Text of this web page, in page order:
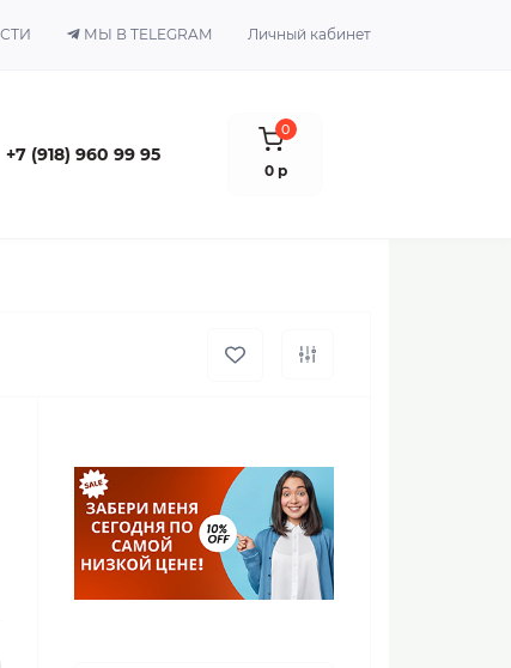
МЫ В TELEGRAM Личный кабинет
+7 (918) 960 99 95
0
0 р